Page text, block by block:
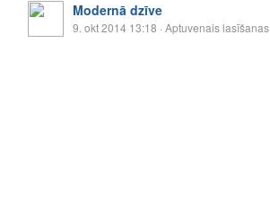
Modernā dzīve
9. okt 2014 13:18 · Aptuvenais